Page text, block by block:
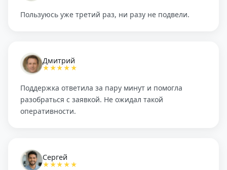
Пользуюсь уже третий раз, ни разу не подвели.
Дмитрий
★★★★★
Поддержка ответила за пару минут и помогла
разобраться с заявкой. Не ожидал такой
оперативности.
Сергей
★★★★★